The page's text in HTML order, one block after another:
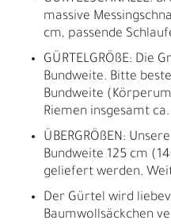
massive
cm, passende
GÜRTELGRÖßE: Die
Bundweite. Bitte
Bundweite
Riemen insgesamt
ÜBERGRÖßEN:
Bundweite 125 cm
geliefert werden.
Der Gürtel wird
Baumwollsäckchen